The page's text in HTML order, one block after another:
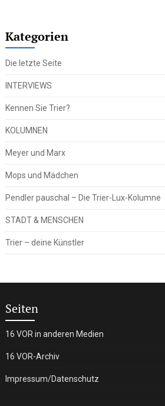
Kategorien
Die letzte Seite
INTERVIEWS
Kennen Sie Trier?
KOLUMNEN
Meyer und Marx
Mops und Mädchen
Pendler pauschal – Die Trier-Lux-Kolumne
STADT & MENSCHEN
Trier – deine Künstler
Seiten
16 VOR in anderen Medien
16 VOR-Archiv
Impressum/Datenschutz